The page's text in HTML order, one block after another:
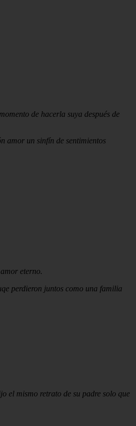
de hacerla suya después de
amor un sinfín de sentimientos
eterno.
perdieron juntos como una familia
el mismo retrato de su padre solo que